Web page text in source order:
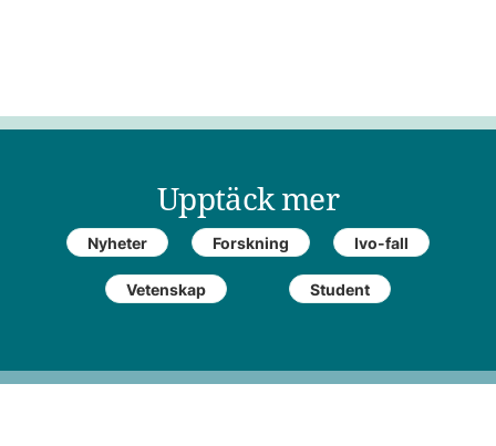
Upptäck mer
Nyheter Forskning Ivo-fall
Vetenskap Student